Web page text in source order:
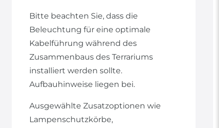
Bitte beachten Sie, dass die
Beleuchtung für eine optimale
Kabelführung während des
Zusammenbaus des Terrariums
installiert werden sollte.
Aufbauhinweise liegen bei.
Ausgewählte Zusatzoptionen wie
Lampenschutzkörbe,